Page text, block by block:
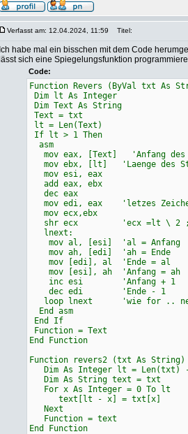
Verfasst am: 12.04.2024, 11:59 Titel:
Ich habe mal ein bisschen mit dem Code
lässt sich eine Spiegelungsfunktion
Code:
Function Revers (ByVal txt As
Dim lt As Integer
Dim Text As String
Text = txt
lt = Len(Text)
If lt > 1 Then
asm
mov eax, [Text] 'Anfang des
mov ebx, [lt] 'Laenge des
mov esi, eax
add eax, ebx
dec eax
mov edi, eax 'letzes
mov ecx,ebx
shr ecx 'ecx =lt \ 2
lnext:
mov al, [esi] 'al = Anfang
mov ah, [edi] 'ah = Ende
mov [edi], al 'Ende = al
mov [esi], ah 'Anfang = ah
inc esi 'Anfang + 1
dec edi 'Ende - 1
loop lnext 'wie for ..
End asm
End If
Function = Text
End Function
Function revers2 (txt As String)
Dim As Integer lt = Len(txt)
Dim As String text = txt
For x As Integer = 0 To lt
text[lt - x] = txt[x]
Next
Function = text
End Function